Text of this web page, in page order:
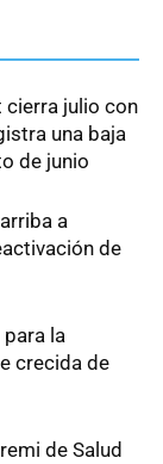
cierra julio con
una baja
de junio
a
de
la
crecida de
de Salud